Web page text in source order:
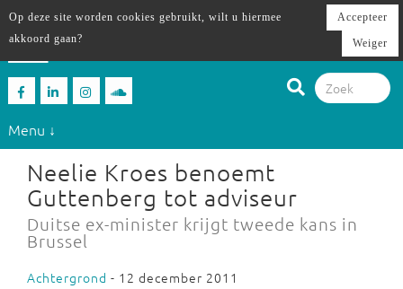
Menu ↓
Neelie Kroes benoemt
Guttenberg tot adviseur
Duitse ex-minister krijgt tweede kans in
Brussel
Achtergrond - 12 december 2011
Op deze site worden cookies gebruikt, wilt u hiermee
akkoord gaan?
Accepteer
Weiger